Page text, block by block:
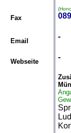
Fax
Email
-
Webseite
-